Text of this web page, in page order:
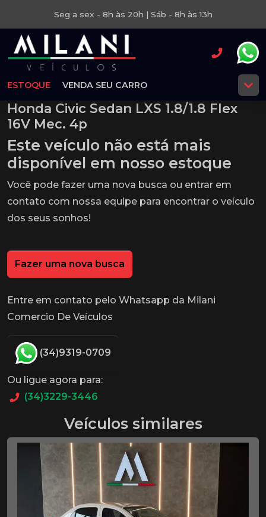
Seg a sex - 8h às 20h | Sáb - 8h às 13h
ESTOQUE VENDA SEU CARRO
Honda Civic Sedan LXS 1.8/1.8 Flex
16V Mec. 4p
Este veículo não está mais
disponível em nosso estoque
Você pode fazer uma nova busca ou entrar em
contato com nossa equipe para encontrar o veículo
dos seus sonhos!
Fazer uma nova busca
Entre em contato pelo Whatsapp da Milani
Comercio De Veículos
(34)9319-0709
Ou ligue agora para:
(34)3229-3446
Veículos similares